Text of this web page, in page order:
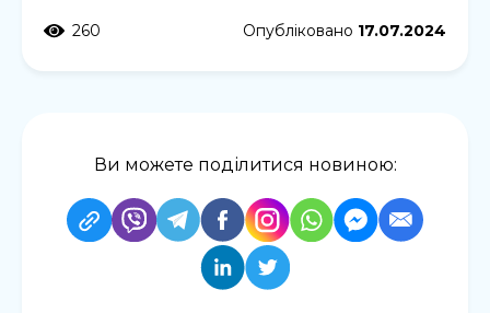
260 Опубліковано 17.07.2024
Ви можете поділитися новиною: